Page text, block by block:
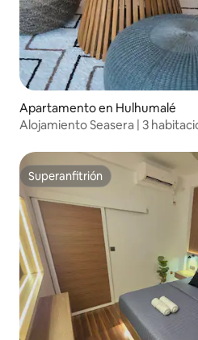
Apartamento en Hulhumalé
Alojamiento Seasera | 3
Superanfitrión
Superanfitrión